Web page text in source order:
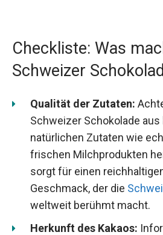
Checkliste: Was
Schweizer
Qualität der Zutaten:
Schweizer Schokolade
natürlichen Zutaten wie
frischen Milchprodukten
sorgt für einen
Geschmack, der die
weltweit berühmt macht.
Herkunft des Kakaos: